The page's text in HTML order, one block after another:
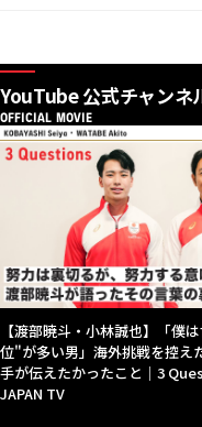
YouTube 公式チャンネ
OFFICIAL MOVIE
【渡部暁斗・小林誠也】「僕
位"が多い男」海外挑戦を控え
手が伝えたかったこと｜3
JAPAN TV